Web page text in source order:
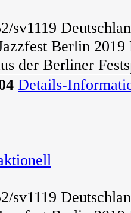
sv1119
Berlin
der Berliner
Details-
sv1119